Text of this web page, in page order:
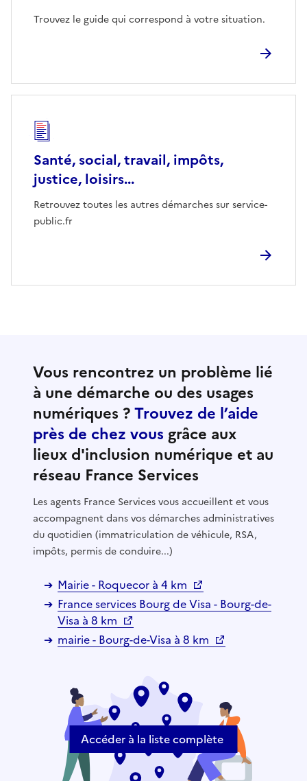
Trouvez le guide qui correspond à votre situation.
Santé, social, travail, impôts,
justice, loisirs...
Retrouvez toutes les autres démarches sur service-
public.fr
Vous rencontrez un problème lié
à une démarche ou des usages
numériques ?Trouvez de l’aide
près de chez vous grâce aux
lieux d'inclusion numérique et au
réseau France Services
Les agents France Services vous accueillent et vous
accompagnent dans vos démarches administratives
du quotidien (immatriculation de véhicule, RSA,
impôts, permis de conduire...)
Mairie - Roquecor à 4 km
France services Bourg de Visa - Bourg-de-
Visa à 8 km
mairie - Bourg-de-Visa à 8 km
Accéder à la liste complète